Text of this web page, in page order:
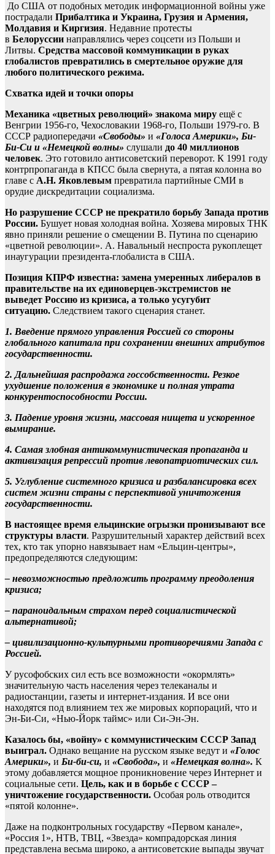
До США от подобных методик информационной войны уже
пострадали Прибалтика и Украина, Грузия и Армения,
Молдавия и Киргизия. Недавние протесты
в Белоруссии направлялись через соцсети из Польши и
Литвы. Средства массовой коммуникации в руках
глобалистов превратились в смертельное оружие для
любого политического режима.
Схватка идей и точки опоры
Механика «цветных революций» знакома миру ещё с
Венгрии 1956-го, Чехословакии 1968-го, Польши 1979-го. В
СССР радиопередачи «Свободы» и «Голоса Америки», Би-
Би-Си и «Немецкой волны» слушали до 40 миллионов
человек. Это готовило антисоветский переворот. К 1991 году
контрпропаганда в КПСС была свернута, а пятая колонна во
главе с А.Н. Яковлевым превратила партийные СМИ в
орудие дискредитации социализма.
Но разрушение СССР не прекратило борьбу Запада против
России. Бушует новая холодная война. Хозяева мировых ТНК
явно приняли решение о смещении В. Путина по сценарию
«цветной революции». А. Навальный неспроста рукоплещет
инаугурации президента-глобалиста в США.
Позиция КПРФ известна: замена умеренных либералов в
правительстве на их единоверцев-экстремистов не
выведет Россию из кризиса, а только усугубит
ситуацию. Следствием такого сценария станет.
1. Введение прямого управления Россией со стороны
глобального капитала при сохранении внешних атрибутов
государственности.
2. Дальнейшая распродажа госсобственности. Резкое
ухудшение положения в экономике и полная утрата
конкурентоспособности России.
3. Падение уровня жизни, массовая нищета и ускоренное
вымирание.
4. Самая злобная антикоммунистическая пропаганда и
активизация репрессий против левопатриотических сил.
5. Углубление системного кризиса и разбалансировка всех
систем жизни страны с перспективой уничтожения
государственности.
В настоящее время ельцинские огрызки пронизывают все
структуры власти. Разрушительный характер действий всех
тех, кто так упорно навязывает нам «Ельцин-центры»,
предопределяются следующим:
– невозможностью предложить программу преодоления
кризиса;
– параноидальным страхом перед социалистической
альтернативой;
– цивилизационно-культурными противоречиями Запада с
Россией.
У русофобских сил есть все возможности «окормлять»
значительную часть населения через телеканалы и
радиостанции, газеты и интернет-издания. И все они
находятся под влиянием тех же мировых корпораций, что и
Эн-Би-Си, «Нью-Йорк таймс» или Си-Эн-Эн.
Казалось бы, «войну» с коммунистическим СССР Запад
выиграл. Однако вещание на русском языке ведут и «Голос
Америки», и Би-би-си, и «Свобода», и «Немецкая волна». К
этому добавляется мощное проникновение через Интернет и
социальные сети. Цель, как и в борьбе с СССР –
уничтожение государственности. Особая роль отводится
«пятой колонне».
Даже на подконтрольных государству «Первом канале»,
«Россия 1», НТВ, ТВЦ, «Звезда» компрадорская линия
представлена весьма широко, а антисоветские выпады звучат